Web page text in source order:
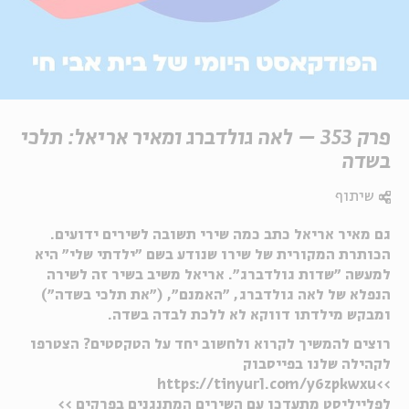
פרק 353 – לאה גולדברג ומאיר אריאל: תלכי
בשדה
גם מאיר אריאל כתב כמה שירי תשובה לשירים ידועים.
הכותרת המקורית של שירו שנודע בשם "ילדתי שלי" היא
למעשה "שדות גולדברג". אריאל משיב בשיר זה לשירה
הנפלא של לאה גולדברג, "האמנם", ("את תלכי בשדה")
ומבקש מילדתו דווקא לא ללכת לבדה בשדה.
רוצים להמשיך לקרוא ולחשוב יחד על הטקסטים? הצטרפו
לקהילה שלנו בפייסבוק
>>https://tinyurl.com/y6zpkwxu
לפלייליסט מתעדכן עם השירים המתנגנים בפרקים >>
שיתוף